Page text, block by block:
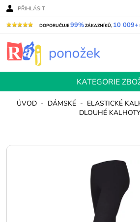
PŘIHLÁSIT
DOPORUČUJE99%ZÁKAZNÍKŮ, 10 009+
KATEGORIE
ÚVOD - DÁMSKÉ - ELASTICKÉ
DLOUHÉ KALHOTY